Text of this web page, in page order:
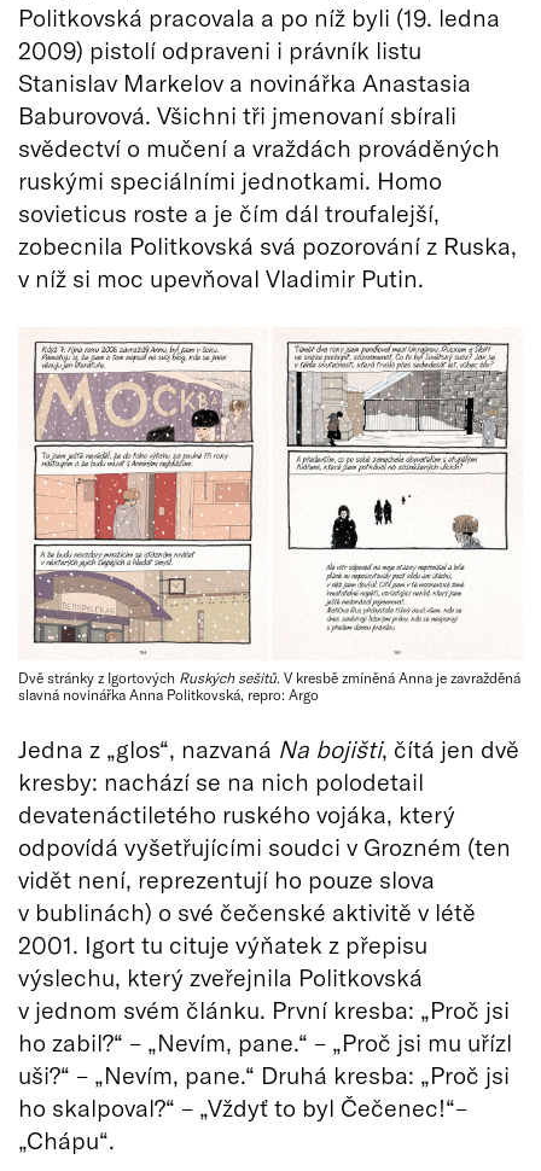
Politkovská pracovala a po níž byli (19. ledna
2009) pistolí odpraveni i právník listu
Stanislav Markelov a novinářka Anastasia
Baburovová. Všichni tři jmenovaní sbírali
svědectví o mučení a vraždách prováděných
ruskými speciálními jednotkami. Homo
sovieticus roste a je čím dál troufalejší,
zobecnila Politkovská svá pozorování z Ruska,
v níž si moc upevňoval Vladimir Putin.
Dvě stránky z Igortových Ruských sešitů. V kresbě zmíněná Anna je zavražděná
slavná novinářka Anna Politkovská, repro: Argo
Jedna z „glos“, nazvaná Na bojišti, čítá jen dvě
kresby: nachází se na nich polodetail
devatenáctiletého ruského vojáka, který
odpovídá vyšetřujícími soudci v Grozném (ten
vidět není, reprezentují ho pouze slova
v bublinách) o své čečenské aktivitě v létě
2001. Igort tu cituje výňatek z přepisu
výslechu, který zveřejnila Politkovská
v jednom svém článku. První kresba: „Proč jsi
ho zabil?“ – „Nevím, pane.“ – „Proč jsi mu uřízl
uši?“ – „Nevím, pane.“ Druhá kresba: „Proč jsi
ho skalpoval?“ – „Vždyť to byl Čečenec!“–
„Chápu“.